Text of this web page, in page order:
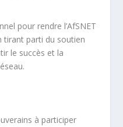
pour rendre l’AfSNET
tirant parti du soutien
le succès et la
à participer